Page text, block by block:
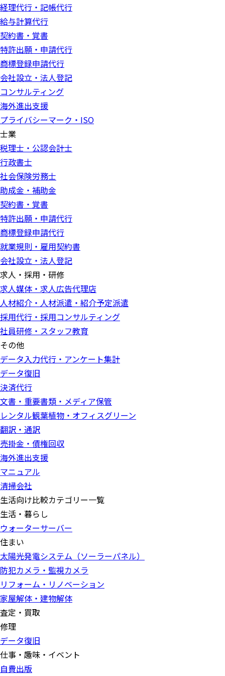
経理代行・記帳代行
給与計算代行
契約書・覚書
特許出願・申請代行
商標登録申請代行
会社設立・法人登記
コンサルティング
海外進出支援
プライバシーマーク・ISO
士業
税理士・公認会計士
行政書士
社会保険労務士
助成金・補助金
契約書・覚書
特許出願・申請代行
商標登録申請代行
就業規則・雇用契約書
会社設立・法人登記
求人・採用・研修
求人媒体・求人広告代理店
人材紹介・人材派遣・紹介予定派遣
採用代行・採用コンサルティング
社員研修・スタッフ教育
その他
データ入力代行・アンケート集計
データ復旧
決済代行
文書・重要書類・メディア保管
レンタル観葉植物・オフィスグリーン
翻訳・通訳
売掛金・債権回収
海外進出支援
マニュアル
清掃会社
生活向け比較カテゴリー一覧
生活・暮らし
ウォーターサーバー
住まい
太陽光発電システム（ソーラーパネル）
防犯カメラ・監視カメラ
リフォーム・リノベーション
家屋解体・建物解体
査定・買取
修理
データ復旧
仕事・趣味・イベント
自費出版